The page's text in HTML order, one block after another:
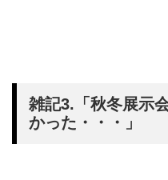
雑記3.「秋冬展示
かった・・・」